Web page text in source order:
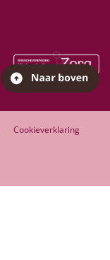
Cookieverklaring